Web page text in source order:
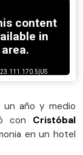
un año y medio
con Cristóbal
en un hotel